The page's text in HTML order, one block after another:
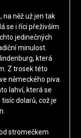
na něž už jen tak
se i říci přeživším
jedinečných
minulost.
která
Z trosek této
německého piva.
lahví, která se
dolarů, což je
stromečkem